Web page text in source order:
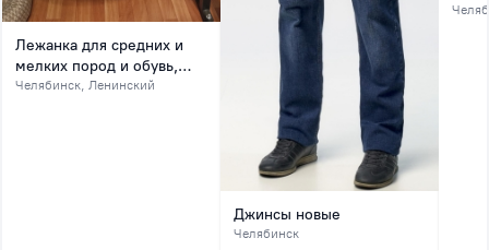
Лежанка для средних и
мелких пород и обувь,
обувь на зиму
Челябинск , Ленинский
Джинсы новые
Челябинск